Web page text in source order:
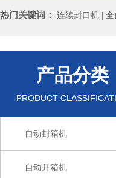
热门关键词： 连续封口机 全
产品分类
PRODUCT
自动封箱机
自动开箱机